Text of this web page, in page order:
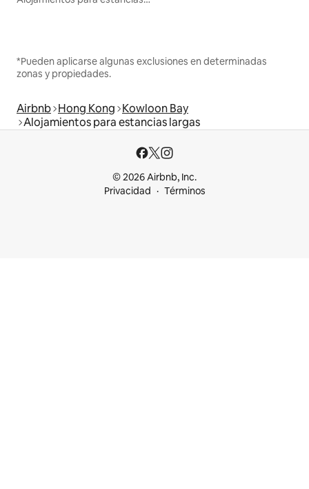
*Pueden aplicarse algunas exclusiones en determinadas
zonas y propiedades.
Airbnb Hong Kong Kowloon Bay
Alojamientos para estancias largas
© 2026 Airbnb, Inc.
Privacidad
Términos